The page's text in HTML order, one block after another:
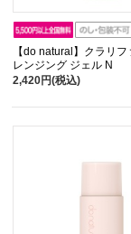
【do natural】クラリフ
レンジング ジェル N
2,420円(税込)